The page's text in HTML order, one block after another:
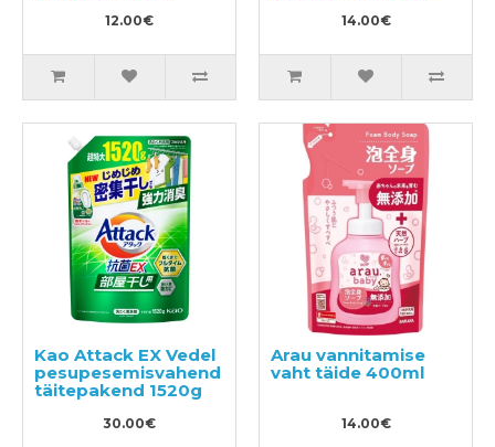
hambapasta 130g
12.00€ 14.00€
Kao Attack EX Vedel
pesupesemisvahend
täitepakend 1520g
30.00€
Arau vannitamise
vaht täide 400ml
14.00€